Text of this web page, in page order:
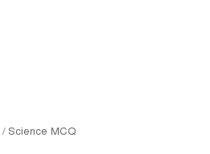
/ Science MCQ